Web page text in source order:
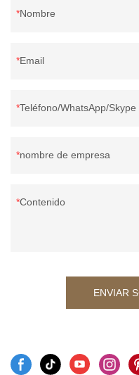
Nombre
Email
Teléfono/WhatsApp/Skype
nombre de empresa
Contenido
ENVIAR